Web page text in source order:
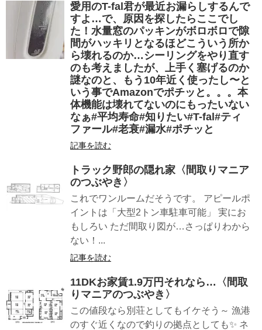
愛用のT-fal君が最近お漏らしするんで
すよ…で、原因を探したらここでし
た！水量窓のパッキンがボロボロで隙
間がハッキリとなるほどこういう所か
ら壊れるのか…シーリングをやり直す
のも考えましたが、上手く塞げるのか
謎なのと、もう10年近く使ったし〜と
いう事でAmazonでポチッと。。。本
体機能は壊れてないのにもったいない
なぁ#平均寿命#知りたい#T-fal#ティ
ファール#老衰#漏水#ポチッと
記事を読む
トラック野郎の隠れ家〈間取りマニア
のつぶやき〉
これでワンルームだそうです。 アピールポ
イントは「大型2トン車駐車可能」 実にお
もしろい ただ間取り図が…さっぱりわから
ない！...
記事を読む
11DKお家賃1.9万円それなら…〈間取
りマニアのつぶやき〉
この値段なら別荘としてもイケそう～ 漁港
のすぐ近くなので釣りの拠点としても✨ ネ